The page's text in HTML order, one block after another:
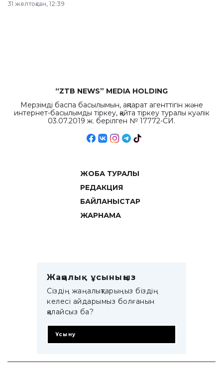
республиканского
31 желтоқсан, 12:39
“ZTB NEWS” MEDIA HOLDING
Мерзімді баспа басылымын, ақпарат агенттігін және
интернет-басылымды тіркеу, қайта тіркеу туралы куәлік
03.07.2019 ж. берілген № 17772-СИ.
ЖОБА ТУРАЛЫ
РЕДАКЦИЯ
БАЙЛАНЫСТАР
ЖАРНАМА
Жаңалық ұсыныңыз
Сіздің жаңалықтарыңыз біздің
келесі айдарымыз болғанын
қалайсыз ба?
Ұсыну